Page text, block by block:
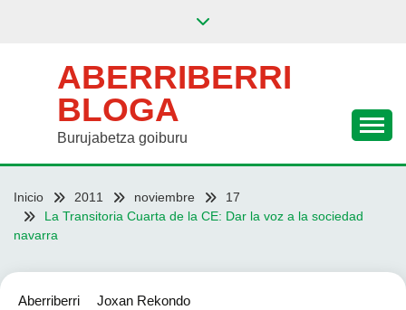
ABERRIBERRI
BLOGA
Burujabetza goiburu
Inicio 2011 noviembre
17
La Transitoria Cuarta de la CE: Dar la voz a la sociedad
navarra
Aberriberri Joxan Rekondo